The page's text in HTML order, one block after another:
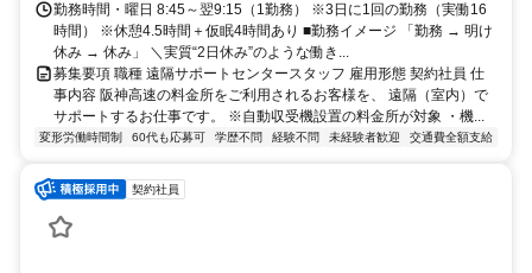
勤務時間・曜日 8:45～翌9:15（1勤務） ※3日に1回の勤務（実働16
時間） ※休憩4.5時間＋仮眠4時間あり ■勤務イメージ 「勤務 → 明け
休み → 休み」 ＼実質“2日休み”のような働き...
募集要項 職種 遠隔サポートセンタースタッフ 雇用形態 契約社員 仕
事内容 阪神高速の料金所をご利用されるお客様を、 遠隔（室内）で
サポートするお仕事です。 ※自動収受機設置の料金所が対象 ・機...
変形労働時間制 60代も応募可 学歴不問 経験不問 未経験者歓迎 交通費全額支給
契約社員